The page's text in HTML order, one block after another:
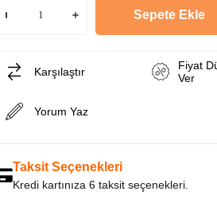
Karşılaştır
Fiyat
Ver
Yorum Yaz
Taksit Seçenekleri
Kredi kartınıza 6 taksit seçenekleri.